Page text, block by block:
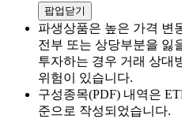
팝업닫기
파생상품은 높은 가격 변
전부 또는 상당부분을 잃
투자하는 경우 거래 상대
위험이 있습니다.
구성종목(PDF) 내역은
준으로 작성되었습니다.